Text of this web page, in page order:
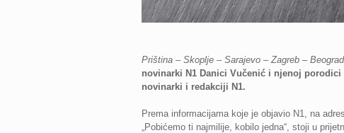
Priština – Skoplje – Sarajevo – Zagreb –
novinarki N1 Danici Vučenić i njenoj
novinarki i redakciji N1.
Prema informacijama koje je objavio N1, na
„Pobićemo ti najmilije, kobilo jedna“, stoji u